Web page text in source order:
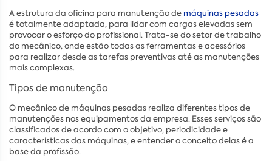
A estrutura da oficina para manutenção de máquinas pesadas
é totalmente adaptada, para lidar com cargas elevadas sem
provocar o esforço do profissional. Trata-se do setor de trabalho
do mecânico, onde estão todas as ferramentas e acessórios
para realizar desde as tarefas preventivas até as manutenções
mais complexas.
Tipos de manutenção
O mecânico de máquinas pesadas realiza diferentes tipos de
manutenções nos equipamentos da empresa. Esses serviços são
classificados de acordo com o objetivo, periodicidade e
características das máquinas, e entender o conceito delas é a
base da profissão.